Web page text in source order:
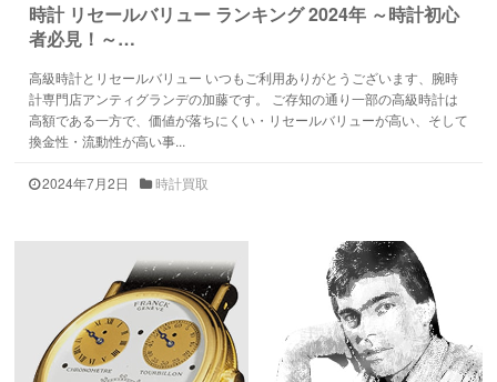
時計 リセールバリュー ランキング 2024年 ～時計初心
者必見！～…
高級時計とリセールバリュー いつもご利用ありがとうございます、腕時
計専門店アンティグランデの加藤です。 ご存知の通り一部の高級時計は
高額である一方で、価値が落ちにくい・リセールバリューが高い、そして
換金性・流動性が高い事...
2024年7月2日 時計買取